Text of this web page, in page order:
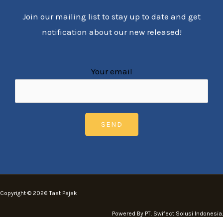
Join our mailing list to stay up to date and get
notification about our new released!
Your email
Copyright © 2026 Taat Pajak
Powered By PT. Swifect Solusi Indonesia.